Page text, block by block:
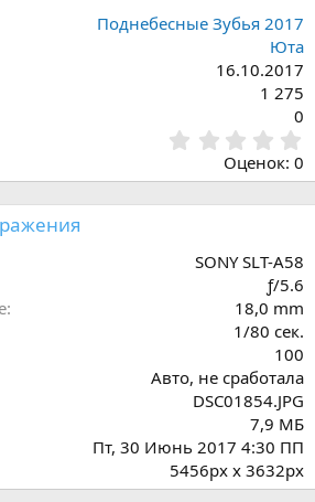
Поднебесные Зубья 2017
Юта
16.10.2017
1 275
0
0
Оценок: 0
SONY SLT-A58
ƒ/5.6
18,0 mm
1/80 сек.
100
Авто, не сработала
DSC01854.JPG
7,9 МБ
Пт, 30 Июнь 2017 4:30 ПП
5456px x 3632px